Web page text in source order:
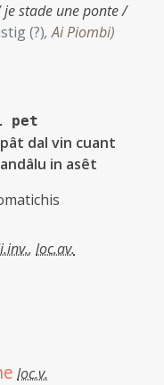
stade une ponte /
(?),Ai Piombi)
pet
dal vin cuant
in asêt
, loc.av.
loc.v.